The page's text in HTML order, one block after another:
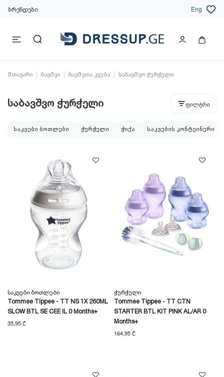
ბრენდები Eng
მთავარი ბავშვი ბავშვთა კვება საბავშვო ჭურჭელი
საბავშვო ჭურჭელი ფილტრი
საკვები ბოთლები ჭურჭელი ჭიქა საკვების კონტეინერი
Საკვები Ბოთლები
Tommee Tippee - TT NS 1X 260ML
SLOW BTL SE CEE IL 0 Months+
35,95 ₾
Ჭურჭელი
Tommee Tippee - TT CTN
STARTER BTL KIT PINK AL/AR 0
Months+
164,95 ₾